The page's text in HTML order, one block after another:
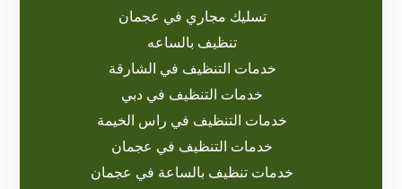
تسليك مجاري في عجمان
تنظيف بالساعه
خدمات التنظيف في الشارقة
خدمات التنظيف في دبي
خدمات التنظيف في راس الخيمة
خدمات التنظيف في عجمان
خدمات تنظيف بالساعة في عجمان